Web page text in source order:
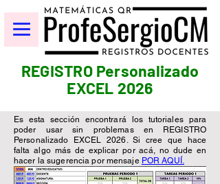
REGISTRO Personalizado
EXCEL 2026
Es esta sección encontrará los tutoriales para
poder usar sin problemas en REGISTRO
Personalizado EXCEL 2026. Si cree que hace
falta algo más de explicar por acá, no dude en
hacer la sugerencia por mensaje POR AQUÍ.